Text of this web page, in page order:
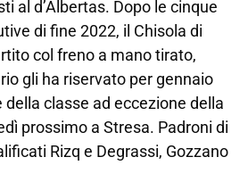
al d’Albertas. Dopo le cinque
di fine 2022, il Chisola di
col freno a mano tirato,
gli ha riservato per gennaio
classe ad eccezione della
prossimo a Stresa. Padroni di
Rizq e Degrassi, Gozzano